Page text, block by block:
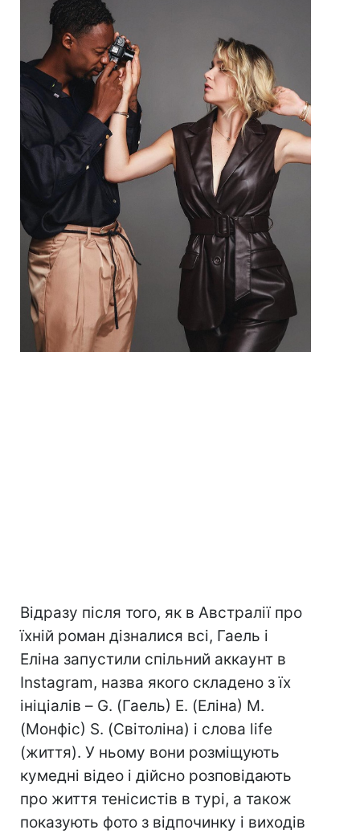
Відразу після того, як в Австралії про
їхній роман дізналися всі, Гаель і
Еліна запустили спільний аккаунт в
Instagram, назва якого складено з їх
ініціалів – G. (Гаель) E. (Еліна) M.
(Монфіс) S. (Світоліна) і слова life
(життя). У ньому вони розміщують
кумедні відео і дійсно розповідають
про життя тенісистів в турі, а також
показують фото з відпочинку і виходів